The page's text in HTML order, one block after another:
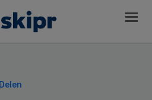
Delen